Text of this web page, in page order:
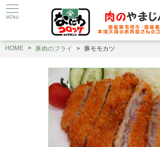
HOME 豚肉のフライ 豚モモカツ